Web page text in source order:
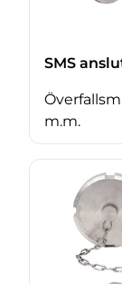
SMS
m.m.